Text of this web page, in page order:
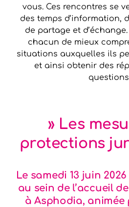
vous. Ces rencontres se
des temps d’information,
de partage et
chacun de mieux
situations auxquelles ils
et ainsi obtenir des
» Les
protections
Le samedi 13 juin 2026
au sein de l’accueil
à Asphodia, animée